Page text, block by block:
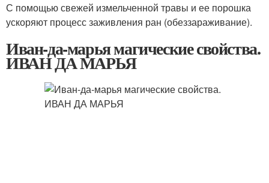
С помощью свежей измельченной травы и ее порошка
ускоряют процесс заживления ран (обеззараживание).
Иван-да-марья магические свойства.
ИВАН ДА МАРЬЯ